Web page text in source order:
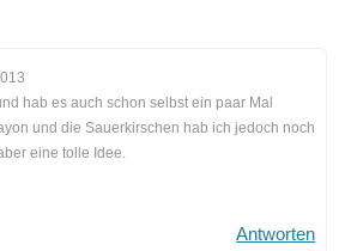
hab es auch schon selbst ein paar Mal
und die Sauerkirschen hab ich jedoch noch
eine tolle Idee.
Antworten